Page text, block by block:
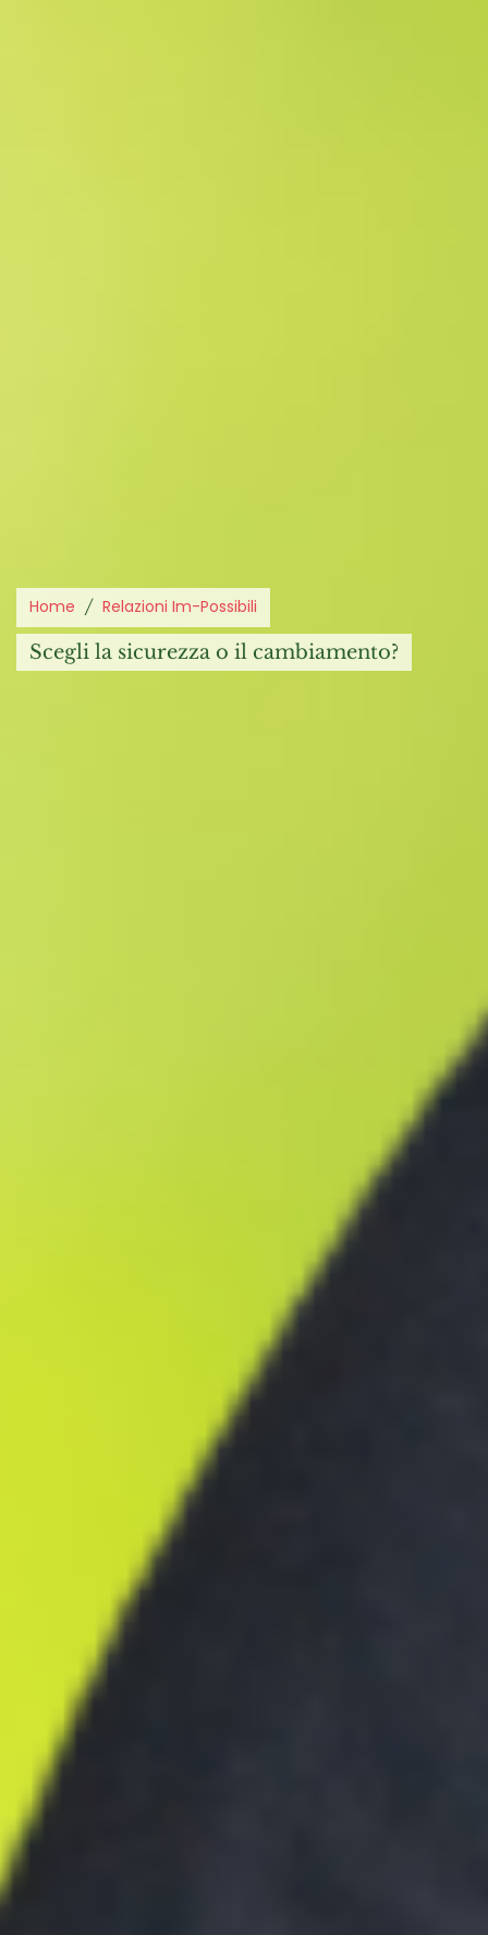
Home Relazioni Im-Possibili
scegli la sicurezza o il cambiamento?